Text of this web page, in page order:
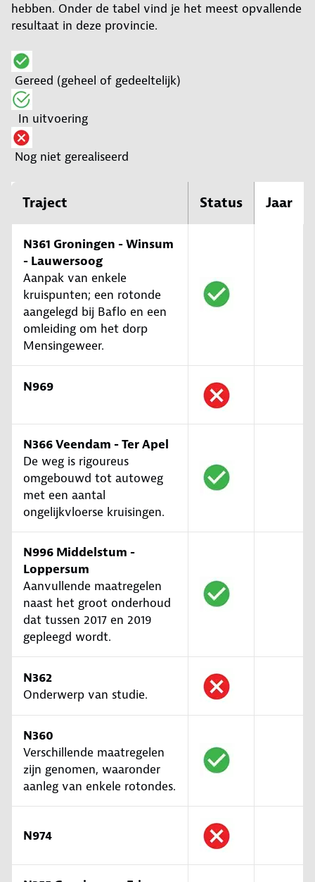
hebben. Onder de tabel vind je het meest opvallende
resultaat in deze provincie.
Gereed (geheel of gedeeltelijk)
In uitvoering
Nog niet gerealiseerd
Traject Status Jaar
N361 Groningen - Winsum
- Lauwersoog
Aanpak van enkele
kruispunten; een rotonde
aangelegd bij Baflo en een
omleiding om het dorp
Mensingeweer.
N969
N366 Veendam - Ter Apel
De weg is rigoureus
omgebouwd tot autoweg
met een aantal
ongelijkvloerse kruisingen.
N996 Middelstum -
Loppersum
Aanvullende maatregelen
naast het groot onderhoud
dat tussen 2017 en 2019
gepleegd wordt.
N362
Onderwerp van studie.
N360
Verschillende maatregelen
zijn genomen, waaronder
aanleg van enkele rotondes.
N974